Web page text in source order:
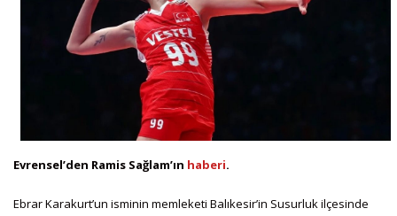
Evrensel’den Ramis Sağlam’ın haberi.
Ebrar Karakurt’un isminin memleketi Balıkesir’in Susurluk ilçesinde